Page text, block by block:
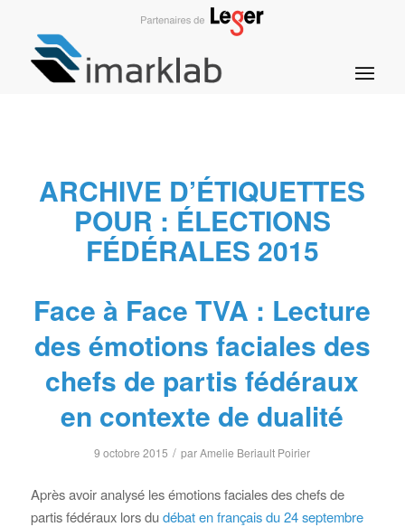
ARCHIVE D’ÉTIQUETTES
POUR : ÉLECTIONS
FÉDÉRALES 2015
Face à Face TVA : Lecture
des émotions faciales des
chefs de partis fédéraux
en contexte de dualité
9 octobre 2015 / parAmelie Beriault Poirier
Après avoir analysé les émotions faciales des chefs de
partis fédéraux lors dudébat en français du 24 septembre